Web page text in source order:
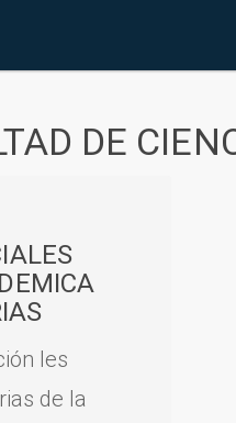
DE
les
de la